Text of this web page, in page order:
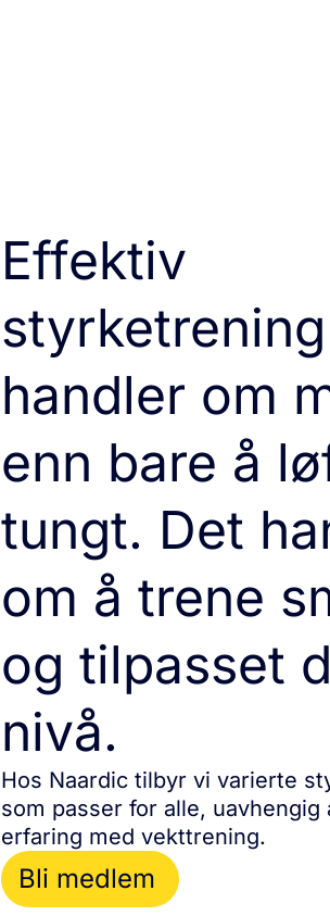
Effektiv
styrketrening
handler om
enn bare å
tungt. Det
om å trene
og tilpasset
nivå.
Hos Naardic tilbyr vi varierte
som passer for alle, uavhengig
erfaring med vekttrening.
Bli medlem